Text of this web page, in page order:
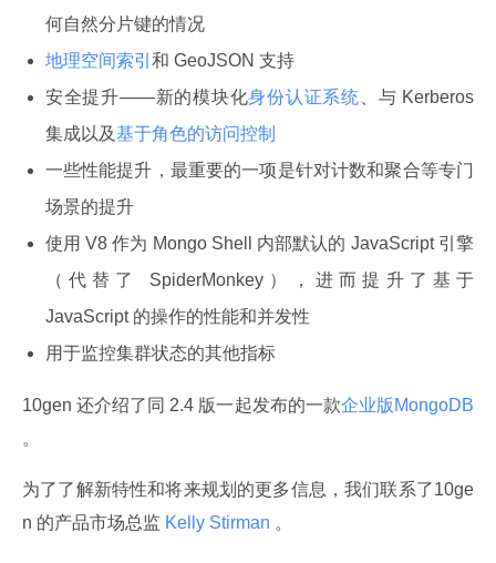
何自然分片键的情况
地理空间索引 和 GeoJSON 支持
安全提升——新的模块化身份认证系统 、与 Kerberos
集成以及基于角色的访问控制
一些性能提升，最重要的一项是针对计数和聚合等专门
场景的提升
使用 V8 作为 Mongo Shell 内部默认的 JavaScript 引擎
（代替了 SpiderMonkey），进而提升了基于
JavaScript 的操作的性能和并发性
用于监控集群状态的其他指标
10gen 还介绍了同 2.4 版一起发布的一款
。
为了了解新特性和将来规划的更多信息，我们联系了10ge
n 的产品市场总监 Kelly Stirman 。